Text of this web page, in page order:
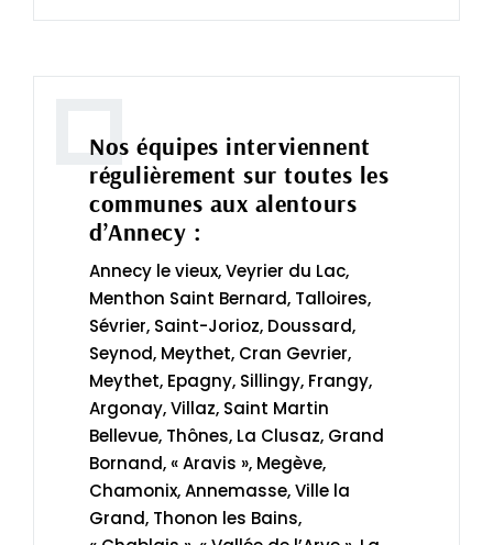
Nos équipes interviennent
régulièrement sur toutes les
communes aux alentours
d’Annecy :
Annecy le vieux, Veyrier du Lac,
Menthon Saint Bernard, Talloires,
Sévrier, Saint-Jorioz, Doussard,
Seynod, Meythet, Cran Gevrier,
Meythet, Epagny, Sillingy, Frangy,
Argonay, Villaz, Saint Martin
Bellevue, Thônes, La Clusaz, Grand
Bornand, « Aravis », Megève,
Chamonix, Annemasse, Ville la
Grand, Thonon les Bains,